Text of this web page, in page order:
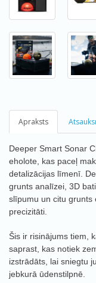
Apraksts
Deeper Smart Sonar
eholote, kas paceļ
detalizācijas līmenī.
grunts analīzei, 3D
slīpumu un citu grunts
precizitāti.
Šis ir risinājums tiem,
saprast, kas notiek
izstrādāts, lai sniegtu
jebkurā ūdenstilpnē.